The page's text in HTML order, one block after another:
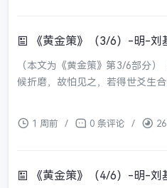
《黄金策》（3/6）-明-刘
（本文为《黄金策》第3/6部分
候折磨，故怕见之，若得世爻生
1 周前 / 0 条评论 /
《黄金策》（4/6）-明-刘